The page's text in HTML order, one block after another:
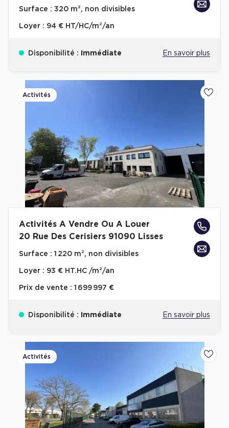
Surface : 320 m², non divisibles
Loyer : 94 € HT/HC/m²/an
Disponibilité : Immédiate En savoir plus
Activités
Activités A Vendre Ou A Louer
20 Rue Des Cerisiers 91090 Lisses
Surface : 1 220 m², non divisibles
Loyer : 93 € HT.HC /m²/an
Prix de vente : 1 699 997 €
Disponibilité : Immédiate En savoir plus
Activités